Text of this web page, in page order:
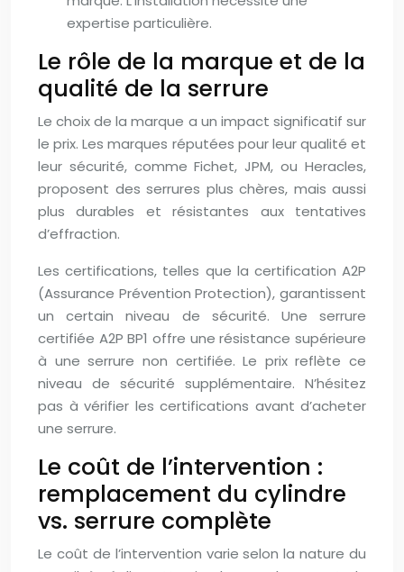
expertise particulière.
Le rôle de la marque et de la
qualité de la serrure
Le choix de la marque a un impact significatif sur
le prix. Les marques réputées pour leur qualité et
leur sécurité, comme Fichet, JPM, ou Heracles,
proposent des serrures plus chères, mais aussi
plus durables et résistantes aux tentatives
d’effraction.
Les certifications, telles que la certification A2P
(Assurance Prévention Protection), garantissent
un certain niveau de sécurité. Une serrure
certifiée A2P BP1 offre une résistance supérieure
à une serrure non certifiée. Le prix reflète ce
niveau de sécurité supplémentaire. N’hésitez
pas à vérifier les certifications avant d’acheter
une serrure.
Le coût de l’intervention :
remplacement du cylindre
vs. serrure complète
Le coût de l’intervention varie selon la nature du